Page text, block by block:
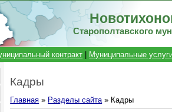
Старополтавского
контракт Муниципальные
Кадры
Главная » Разделы сайта» Кадры